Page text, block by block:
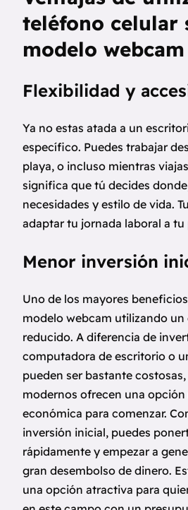
teléfono celular
modelo webcam
Flexibilidad y
Ya no estas atada a un
específico. Puedes trabajar
playa, o incluso mientras
significa que tú decides
necesidades y estilo de vida.
adaptar tu jornada laboral a
Menor inversión
Uno de los mayores
modelo webcam utilizando un
reducido. A diferencia de
computadora de escritorio o
pueden ser bastante
modernos ofrecen una
económica para comenzar.
inversión inicial, puedes
rápidamente y empezar a
gran desembolso de dinero.
una opción atractiva para